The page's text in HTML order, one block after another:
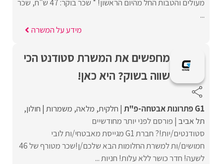
מעולים והטבות החל מהיום הראשון! * שכר בוקר: 47 ש"ח, שכר
...
מידע על המשרה
מחפשים את המשרת סטודנט הכי
שווה בשוק? היא כאן!
G1 פתרונות אבטחה-פ"ת חלקית מלאה משמרות חולון
תל אביב פורסם לפני יותר מחודשיים
סטודנטים/יות!? חברת G1 מגייסת מאבטחי/ות לובי
חמושים/ות למשרת החלומות הבא שלכם/ן!שכר מטורף של 46
לשעה! חדר כושר ללא עלות! חניות ...